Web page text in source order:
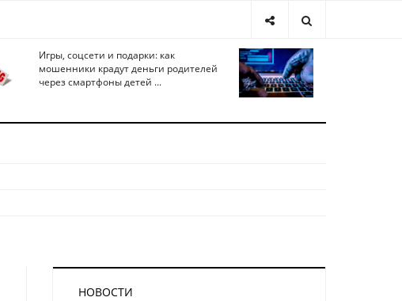
Игры, соцсети и подарки: как
мошенники крадут деньги родителей
через смартфоны детей ...
НОВОСТИ